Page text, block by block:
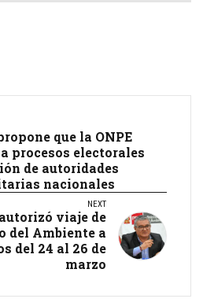
que la ONPE
procesos electorales
de autoridades
nacionales
NEXT
viaje de
del Ambiente a
del 24 al 26 de
marzo